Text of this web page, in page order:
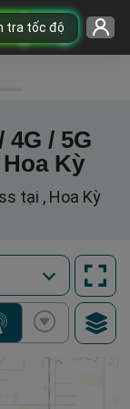
tra tốc độ
/ 5G
Kỳ
tại , Hoa Kỳ